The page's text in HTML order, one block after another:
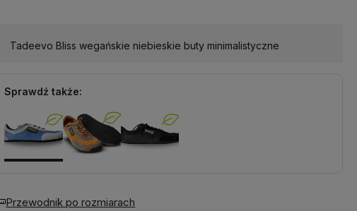
Tadeevo Bliss wegańskie niebieskie buty minimalistyczne
Sprawdź także:
Przewodnik po rozmiarach